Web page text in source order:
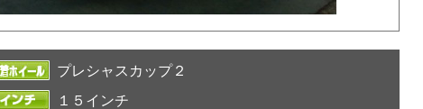
プレシャスカップ２
１５インチ